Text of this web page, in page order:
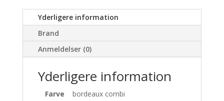
Yderligere information
Brand
Anmeldelser (0)
Yderligere information
Farve
bordeaux combi